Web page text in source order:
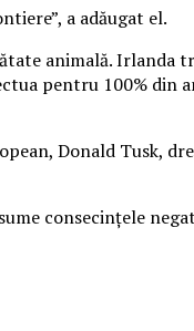
a adăugat el.
animală. Irlanda
pentru 100% din
Donald Tusk,
consecinţele